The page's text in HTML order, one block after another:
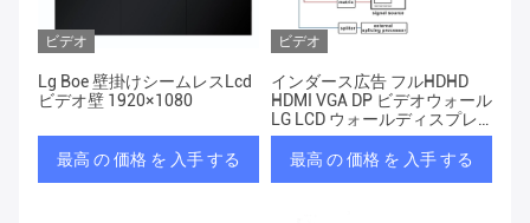
ビデオ
Lg Boe 壁掛けシームレスLcd
ビデオ壁 1920×1080
最高 の 価格 を 入手 する
ビデオ
インダース広告 フルHDHD
HDMI VGA DP ビデオウォール
LG LCD ウォールディスプレ
イ
最高 の 価格 を 入手 する